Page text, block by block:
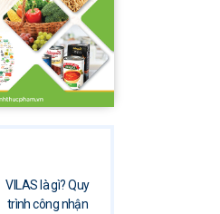
VILAS là gì? Quy
trình công nhận